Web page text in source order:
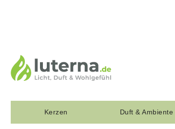
Kerzen Duft & Ambiente